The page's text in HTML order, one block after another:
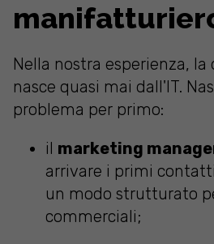
Nella nostra esperienza, la
nasce quasi mai dall'IT.
problema per primo:
il marketing
arrivare i primi
un modo strutturato
commerciali;